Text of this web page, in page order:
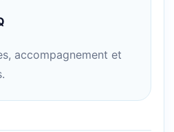
accompagnement et